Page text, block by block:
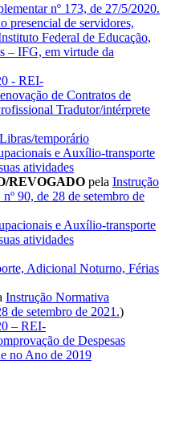
nº 173, de 27/5/2020.
presencial de servidores,
Federal de Educação,
– IFG, em virtude da
- REI-
de Contratos de
Tradutor/intérprete
temporário
e Auxílio-transporte
atividades
REVOGADO pela Instrução
90, de 28 de setembro de
e Auxílio-transporte
atividades
Adicional Noturno, Férias
Instrução Normativa
de setembro de 2021.)
– REI-
de Despesas
no Ano de 2019